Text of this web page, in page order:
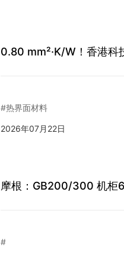
0.80 mm²·K/W！香港科
#热界面材料
2026年07月22日
摩根：GB200/300 机柜
#